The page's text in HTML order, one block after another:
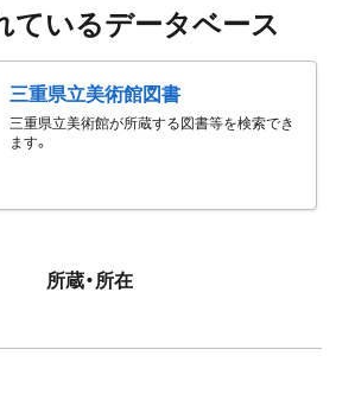
ているデータベース
三重県立美術館図書
三重県立美術館が所蔵する図書等を検索でき
ます。
所蔵・所在